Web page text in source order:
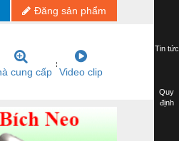
Đăng sản phẩm
cung cấp Video clip
Tin tức
Quy
định